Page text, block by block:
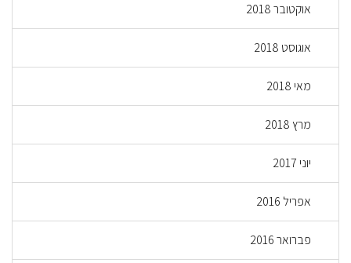
אוקטובר 2018
אוגוסט 2018
מאי 2018
מרץ 2018
יוני 2017
אפריל 2016
פברואר 2016